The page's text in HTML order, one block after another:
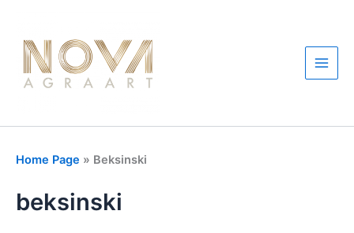
content
Main
Home Page » Beksinski
beksinski